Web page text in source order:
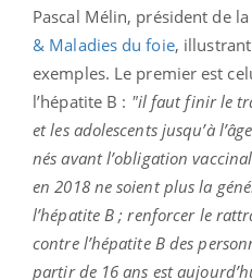
Pascal Mélin, président de la
& Maladies du foie,
exemples. Le premier est
l’hépatite B : "il faut finir le
et les adolescents jusqu’à
nés avant l’obligation
en 2018 ne soient plus la
l’hépatite B ; renforcer le
contre l’hépatite B des
partir de 16 ans est